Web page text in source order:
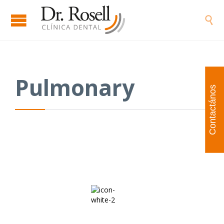

Pulmonary Contactános